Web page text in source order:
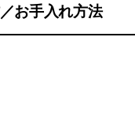
お手入れ方法